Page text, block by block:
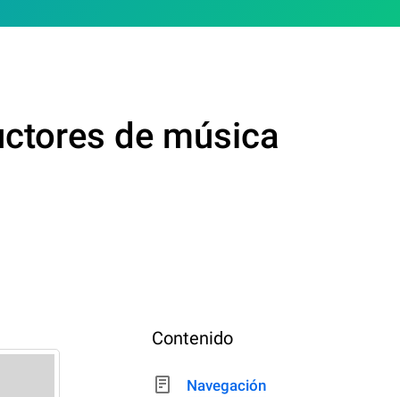
de música
Contenido
Navegación